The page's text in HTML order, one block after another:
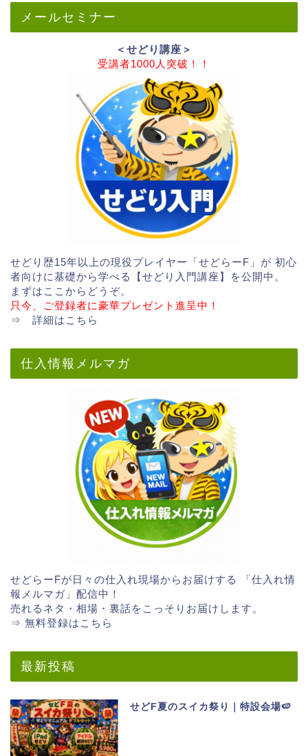
メールセミナー
＜せどり講座＞
受講者1000人突破！！
せどり歴15年以上の現役プレイヤー「せどらーF」が 初心
者向けに基礎から学べる【せどり入門講座】を公開中。
まずはここからどうぞ。
只今、ご登録者に豪華プレゼント進呈中！
⇒ 詳細はこちら
仕入情報メルマガ
せどらーFが日々の仕入れ現場からお届けする 「仕入れ情
報メルマガ」配信中！
売れるネタ・相場・裏話をこっそりお届けします。
⇒ 無料登録はこちら
最新投稿
せどF夏のスイカ祭り｜特設会場🍉